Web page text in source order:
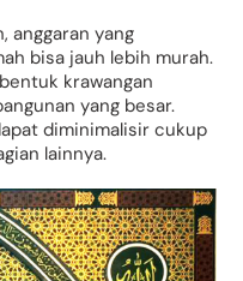
anggaran yang
bisa jauh lebih murah.
krawangan
yang besar.
diminimalisir cukup
lainnya.